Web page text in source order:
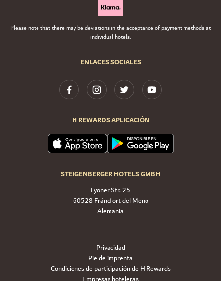
ENLACES SOCIALES
H REWARDS APLICACIÓN
STEIGENBERGER HOTELS GMBH
Lyoner Str. 25
60528 Fráncfort del Meno
Alemania
Please note that there may be deviations in the acceptance of payment methods at
individual hotels.
Privacidad
Pie de imprenta
Condiciones de participación de H Rewards